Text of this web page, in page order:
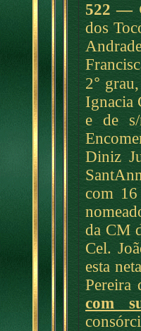
522 —
dos
2°grau,
Ignacia
e de
Diniz
com
da CM
Cel.
esta
Pereira
com